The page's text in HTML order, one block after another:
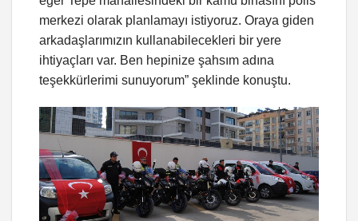
merkezi olarak planlamayı istiyoruz. Oraya giden
arkadaşlarımızın kullanabilecekleri bir yere
ihtiyaçları var. Ben hepinize şahsım adına
teşekkürlerimi sunuyorum” şeklinde konuştu.